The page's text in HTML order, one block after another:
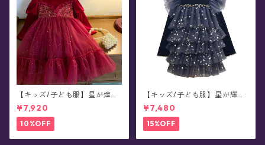
【キッズ/子ども服】星が煌め
く真夜中のベルベット・ワン
ピース/ドレス(100-150サイ
ズ)
¥7,920
10%OFF
【キッズ/子ども服】星が輝く
真夜中のケーキフリル・ワン
ピース/ドレス(90-130サイズ)
¥7,480
15%OFF